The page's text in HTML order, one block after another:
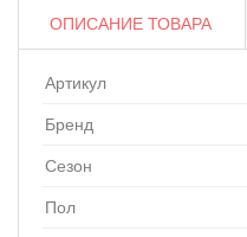
ОПИСАНИЕ ТОВАРА
Артикул
Бренд
Сезон
Пол